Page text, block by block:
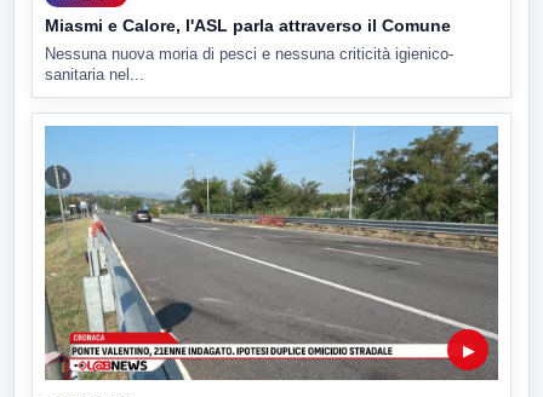
Miasmi e Calore, l'ASL parla attraverso il Comune
Nessuna nuova moria di pesci e nessuna criticità igienico-
sanitaria nel...
▶